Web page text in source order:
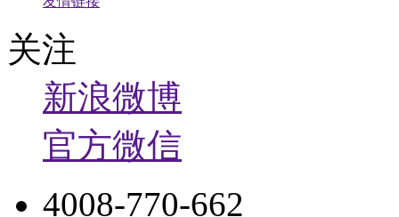
关注
新浪微博
官方微信
4008-770-662